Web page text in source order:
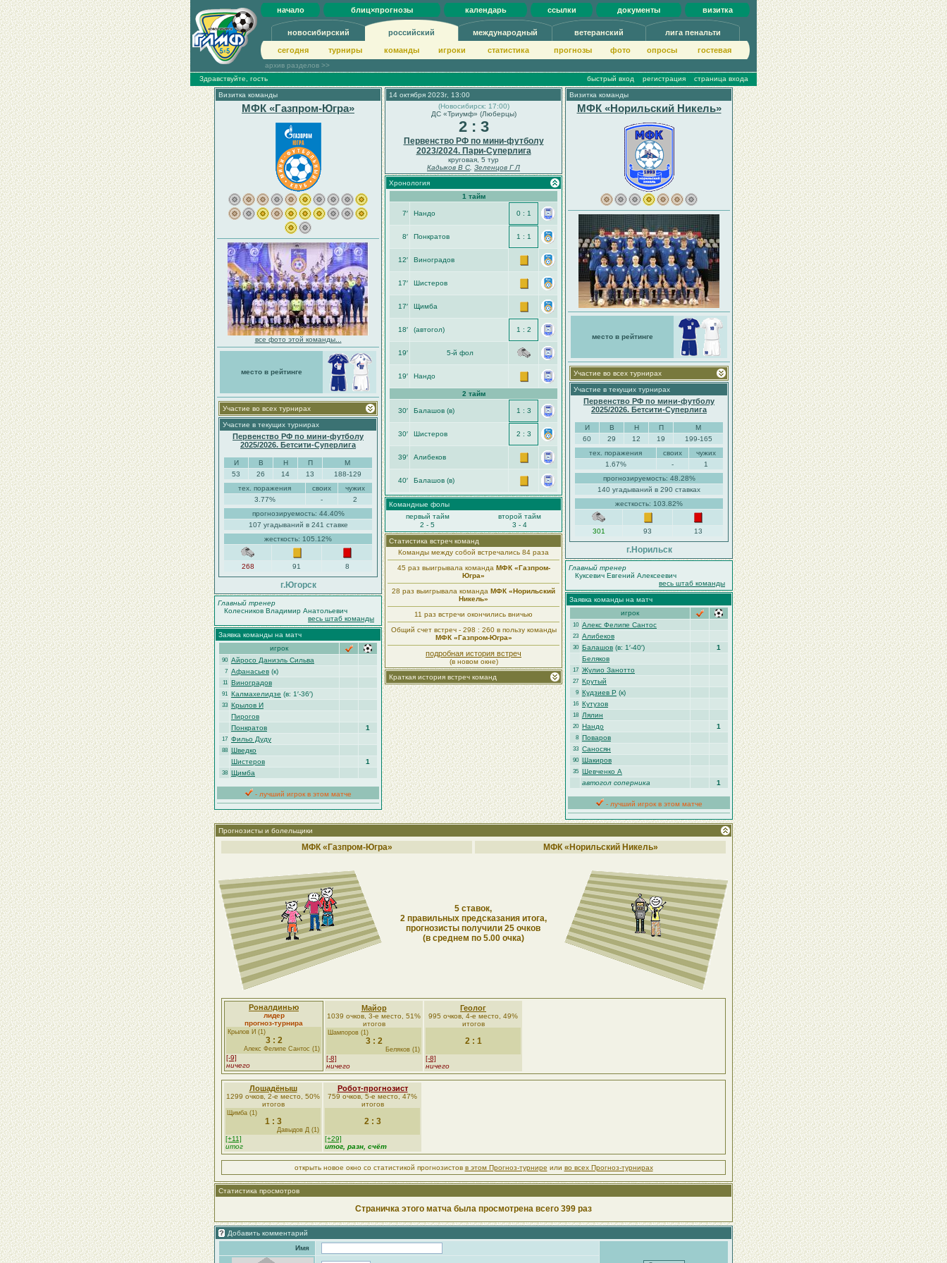
начало блиц×прогнозы календарь ссылки документы визитка
новосибирский российский международный ветеранский лига пенальти
сегодня турниры команды игроки статистика прогнозы фото опросы гoстeвая
архив разделов >>
Здравствуйте, гость
быстрый вход регистрация страница входа
Визитка команды
МФК «Газпром-Югра»
все фото этой команды...
место в рейтинге
Участие во всех турнирах
Участие в текущих турнирах
Первенство РФ по мини-футболу
2025/2026. Бетсити-Суперлига
И В Н П
М
53
26 14 13
188-129
тех. поражения
своих
чужих
3.77%
-
2
прогнозируемость: 44.40%
107 угадываний в 241 ставке
жесткость: 105.12%
268 91 8
г.Югорск
Главный тренер
Колесников Владимир Анатольевич
весь штаб команды
Заявка команды на матч
игрок
90 Айросо Даниэль Сильва
7 Афанасьев (к)
11 Виноградов
91 Калмахелидзе (в: 1′-36′)
33 Крылов И
Пирогов
Понкратов
1
17 Фильо Дуду
88 Шведко
Шистеров
1
38 Щимба
- лучший игрок в этом матче
14 октября 2023г, 13:00
(Новосибирск: 17:00)
ДС «Триумф» (Люберцы)
2 : 3
Первенство РФ по мини-футболу
2023/2024. Пари-Суперлига
круговая, 5 тур
Кадыков В С Зеленцов Г Л
Хронология
1 тайм
7′ Нандо 0 : 1
8′ Понкратов 1 : 1
12′ Виноградов
17′ Шистеров
17′ Щимба
18′ (автогол) 1 : 2
19′ 5-й фол
19′ Нандо
2 тайм
30′ Балашов (в) 1 : 3
30′ Шистеров 2 : 3
39′ Алибеков
40′ Балашов (в)
Командные фолы
первый тайм
второй тайм
2 - 5
3 - 4
Статистика встреч команд
Команды между собой встречались 84 раза
45 раз выигрывала команда МФК «Газпром-
Югра»
28 раз выигрывала команда МФК «Норильский
Никель»
11 раз встречи окончились вничью
Общий счет встреч - 298 : 260 в пользу команды
МФК «Газпром-Югра»
подробная история встреч
(в новом окне)
Краткая история встреч команд
Визитка команды
МФК «Норильский Никель»
место в рейтинге
Участие во всех турнирах
Участие в текущих турнирах
Первенство РФ по мини-футболу
2025/2026. Бетсити-Суперлига
И В Н П
М
60
29 12 19
199-165
тех. поражения
своих
чужих
1.67%
-
1
прогнозируемость: 48.28%
140 угадываний в 290 ставках
жесткость: 103.82%
301 93 13
г.Норильск
Главный тренер
Куксевич Евгений Алексеевич
весь штаб команды
Заявка команды на матч
игрок
10 Алекс Фелипе Сантос
23 Алибеков
30 Балашов (в: 1′-40′)
1
Беляков
17 Жулио Занотто
27 Крутый
9 Кудзиев Р (к)
16 Кутузов
18 Лялин
20 Нандо 1
8 Поваров
33 Саносян
90 Шакиров
35 Шевченко А
автогол соперника
1
- лучший игрок в этом матче
Прогнозисты и болельщики
МФК «Газпром-Югра» МФК «Норильский Никель»
5 ставок,
2 правильных предсказания итога,
прогнозисты получили 25 очков
(в среднем по 5.00 очка)
Роналдинью
лидер
прогноз-турнира
Крылов И (1)
3 : 2
Алекс Фелипе Сантос (1)
[-9]
ничего
Майор
1039 очков, 3-е место, 51%
итогов
Шампоров (1)
3 : 2
Беляков (1)
[-8]
ничего
Геолог
995 очков, 4-е место, 49%
итогов
2 : 1
[-8]
ничего
Лошадёныш
1299 очков, 2-е место, 50%
итогов
Щимба (1)
1 : 3
Давыдов Д (1)
[+11]
итог
Робот-прогнозист
759 очков, 5-е место, 47%
итогов
2 : 3
[+29]
итог, разн, счёт
открыть новое окно со статистикой прогнозистов в этом Прогноз-турнире или во всех Прогноз-турнирах
Статистика просмотров
Страничка этого матча была просмотрена всего 399 раз
Добавить комментарий
Имя